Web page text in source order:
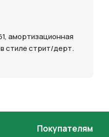
амортизационная
в стиле стрит/дерт.
Покупателям